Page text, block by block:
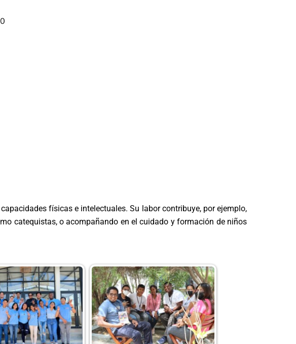
físicas e intelectuales. Su labor contribuye, por ejemplo,
catequistas, o acompañando en el cuidado y formación de niños